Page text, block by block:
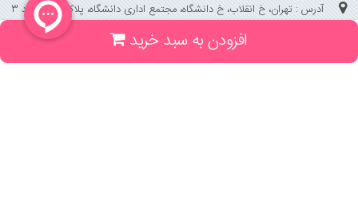
افزودن به سبد خرید
آدرس : تهران، خ انقلاب، خ دانشگاه، مجتمع اداری دانشگاه، پلاک 158 واحد 3
(جهت خرید حضوری، تلفنی ، پیگیری سفارشات سایت با شماره تلفن 02166175070
تماس حاصل فرمایید)